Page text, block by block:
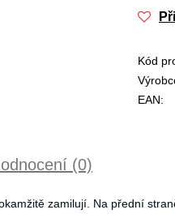
Kód
EAN:
(0)
zamilují. Na přední